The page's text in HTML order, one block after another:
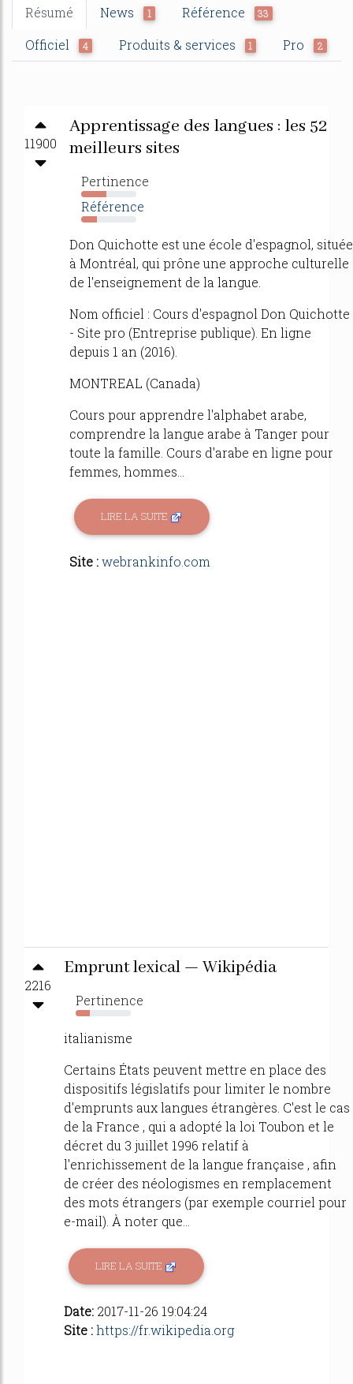
Résumé News 1 Référence 33
Officiel 4 Produits & services 1 Pro 2
11900
Apprentissage des langues : les 52
meilleurs sites
Pertinence
45%
Référence
28%
Don Quichotte est une école d'espagnol, située
à Montréal, qui prône une approche culturelle
de l'enseignement de la langue.
Nom officiel : Cours d'espagnol Don Quichotte
- Site pro (Entreprise publique). En ligne
depuis 1 an (2016).
MONTREAL (Canada)
Cours pour apprendre l'alphabet arabe,
comprendre la langue arabe à Tanger pour
toute la famille. Cours d'arabe en ligne pour
femmes, hommes...
LIRE LA SUITE
Site :webrankinfo.com
2216
Emprunt lexical — Wikipédia
Pertinence
26%
italianisme
Certains États peuvent mettre en place des
dispositifs législatifs pour limiter le nombre
d'emprunts aux langues étrangères. C'est le cas
de la France , qui a adopté la loi Toubon et le
décret du 3 juillet 1996 relatif à
l'enrichissement de la langue française , afin
de créer des néologismes en remplacement
des mots étrangers (par exemple courriel pour
e-mail). À noter que...
LIRE LA SUITE
Date: 2017-11-26 19:04:24
Site :https://fr.wikipedia.org